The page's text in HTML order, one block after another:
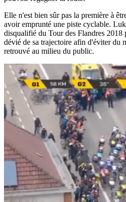
Elle n'est bien sûr pas la première à
avoir emprunté une piste cyclable.
disqualifié du Tour des Flandres
dévié de sa trajectoire afin d'éviter du
retrouvé au milieu du public.